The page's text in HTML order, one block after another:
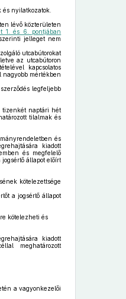
nyilatkozatok.
lévő közterületen
1. és 6. pontjában
jelleget nem
utcabútorokat
az utcabútoron
kapcsolatos
mértékben
legfeljebb
tizenkét naptári hét
tilalmak és
és
kiadott
és megfelelő
állapot előírt
kötelezettsége
a jogsértő állapot
kötelezheti és
kiadott
meghatározott
a vagyonkezelői